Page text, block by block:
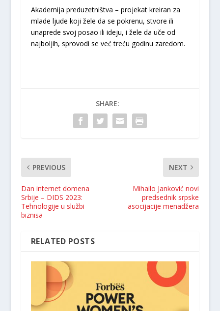
Akademija preduzetništva – projekat kreiran za
mlade ljude koji žele da se pokrenu, stvore ili
unaprede svoj posao ili ideju, i žele da uče od
najboljih, sprovodi se već treću godinu zaredom.
SHARE:
PREVIOUS
Dan internet domena
Srbije – DIDS 2023:
Tehnologije u službi
biznisa
NEXT
Mihailo Janković novi
predsednik srpske
asocijacije menadžera
RELATED POSTS